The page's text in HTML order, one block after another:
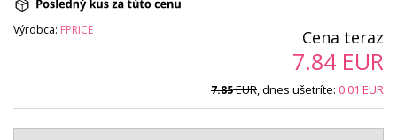
Výrobca: FPRICE Cena teraz
7.84 EUR
7.85EUR, dnes ušetríte: 0.01 EUR